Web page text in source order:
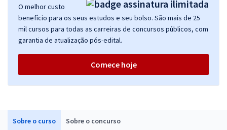
Sobre o curso Sobre o concurso
O melhor custo
benefício para os seus estudos e seu bolso. São mais de 25
mil cursos para todas as carreiras de concursos públicos, com
garantia de atualização pós-edital.
Comece hoje